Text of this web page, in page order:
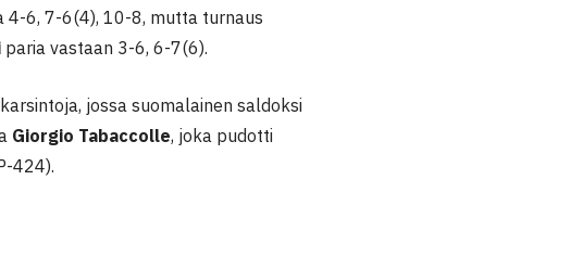
4-6, 7-6(4), 10-8, mutta turnaus
paria vastaan 3-6, 6-7(6).
jossa suomalainen saldoksi
Giorgio Tabaccolle, joka pudotti
424).